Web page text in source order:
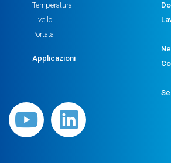
Temperatura
Livello
Portata
Applicazioni